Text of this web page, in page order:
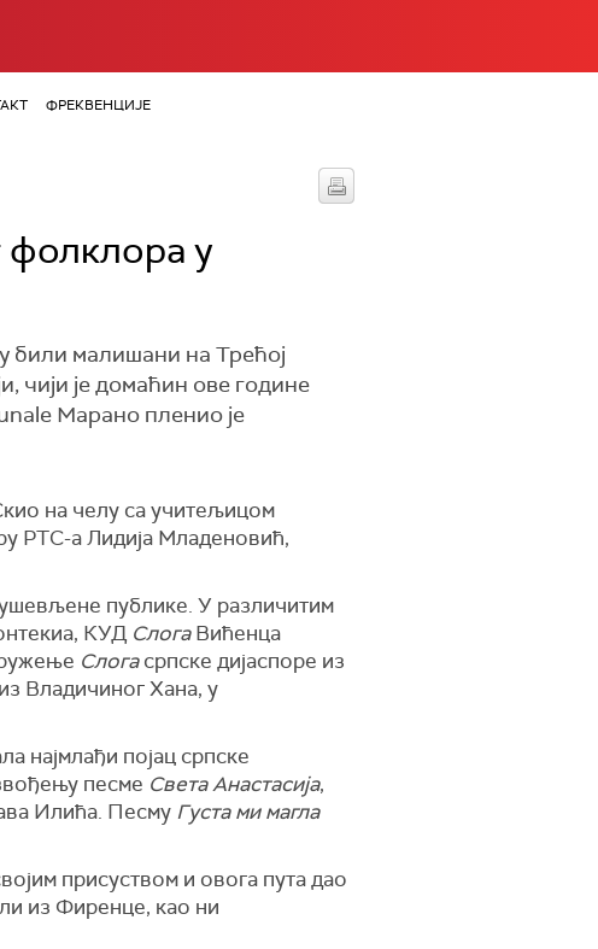
ФРЕКВЕНЦИЈЕ
фолклора у
били малишани на Трећој
чији је домаћин ове године
Марано пленио је
на челу са учитељицом
РТС-а Лидија Младеновић,
публике. У различитим
КУД СлогаВићенца
Слогасрпске дијаспоре из
Владичиног Хана, у
најмлађи појац српске
песме Света Анастасија,
Илића. Песму Густа ми магла
присуством и овога пута дао
из Фиренце, као ни